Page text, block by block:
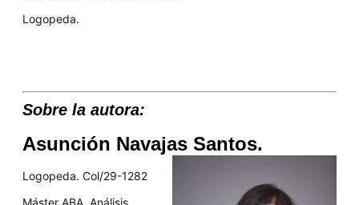
Logopeda.
Sobre la autora:
Asunción Navajas Santos.
Logopeda. Col/29-1282